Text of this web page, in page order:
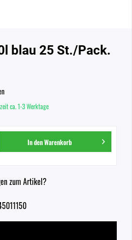
blau 25 St./Pack.
ca. 1-3 Werktage
In denWarenkorb
zum Artikel?